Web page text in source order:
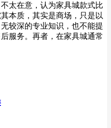
太在意，认为家具城款式比
本质，其实是商场，只是以
较深的专业知识，也不能提
服务。再者，在家具城通常